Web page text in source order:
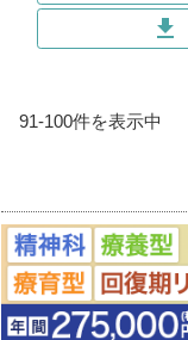
download
91-100件を表示中